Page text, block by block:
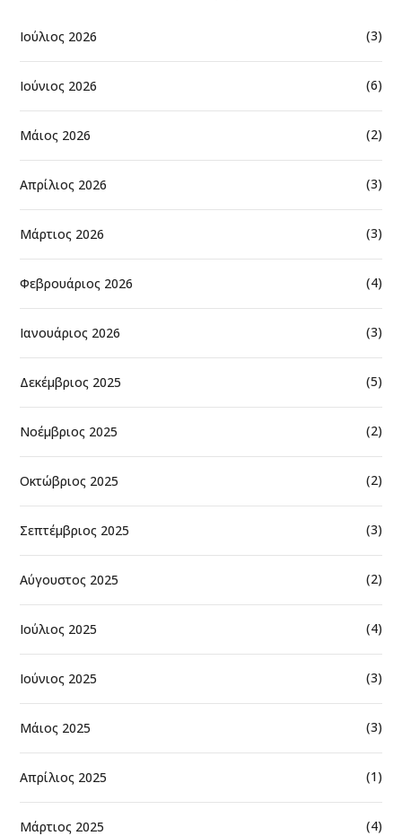
Ιούλιος 2026 (3)
Ιούνιος 2026 (6)
Μάιος 2026 (2)
Απρίλιος 2026 (3)
Μάρτιος 2026 (3)
Φεβρουάριος 2026 (4)
Ιανουάριος 2026 (3)
Δεκέμβριος 2025 (5)
Νοέμβριος 2025 (2)
Οκτώβριος 2025 (2)
Σεπτέμβριος 2025 (3)
Αύγουστος 2025 (2)
Ιούλιος 2025 (4)
Ιούνιος 2025 (3)
Μάιος 2025 (3)
Απρίλιος 2025 (1)
Μάρτιος 2025 (4)